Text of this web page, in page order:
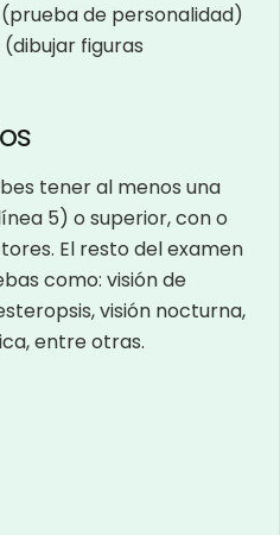
de personalidad)
figuras
tener al menos una
5) o superior, con o
El resto del examen
como: visión de
visión nocturna,
entre otras.